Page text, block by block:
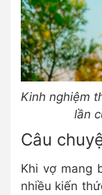
Kinh nghiệm
lần
Câu
Khi vợ mang
nhiều kiến